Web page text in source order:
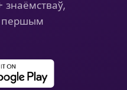
першым